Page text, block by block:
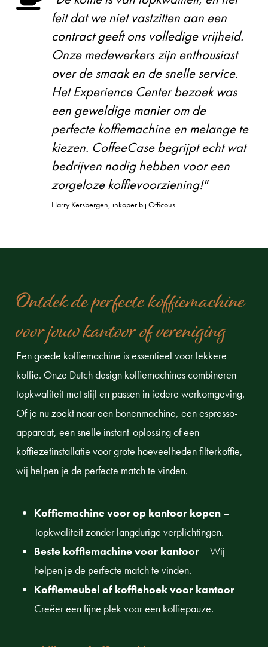
feit dat we niet vastzitten aan een
contract geeft ons volledige vrijheid.
Onze medewerkers zijn enthousiast
over de smaak en de snelle service.
Het Experience Center bezoek was
een geweldige manier om de
perfecte koffiemachine en melange te
kiezen. CoffeeCase begrijpt echt wat
bedrijven nodig hebben voor een
zorgeloze koffievoorziening!"
Harry Kersbergen, inkoper bij Officous
Ontdek de perfecte koffiemachine
voor jouw kantoor of vereniging
Een goede koffiemachine is essentieel voor lekkere
koffie. Onze Dutch design koffiemachines combineren
topkwaliteit met stijl en passen in iedere werkomgeving.
Of je nu zoekt naar een bonenmachine, een espresso-
apparaat, een snelle instant-oplossing of een
koffiezetinstallatie voor grote hoeveelheden filterkoffie,
wij helpen je de perfecte match te vinden.
Koffiemachine voor op kantoor kopen–
Topkwaliteit zonder langdurige verplichtingen.
Beste koffiemachine voor kantoor– Wij
helpen je de perfecte match te vinden.
Koffiemeubel of koffiehoek voor kantoor–
Creëer een fijne plek voor een koffiepauze.